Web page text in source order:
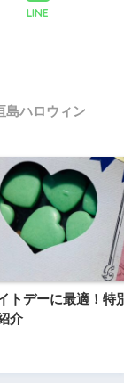
LINE
島ハロウィン
トデーに最適！特
介